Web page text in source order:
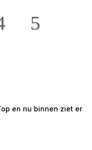
en nu binnen ziet er